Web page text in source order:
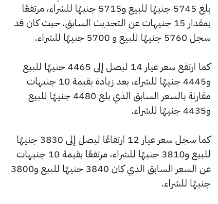
بلغ 5745 جنيهًا للبيع و5715 جنيهًا للشراء، مرتفعًا
بمقدار 15 جنيهات عن التحديث السابق، حيث كان قد
سجل 5760 جنيهًا للبيع و 5700 جنيهًا للشراء.
كما ارتفع سعر عيار 14 ليصل إلى 4465 جنيهًا للبيع
و4445 جنيهًا للشراء، بعد زيادة بقيمة 10 جنيهات
مقارنة بالسعر السابق الذي بلغ 4480 جنيهًا للبيع
و4435 جنيهًا للشراء.
كما سجل سعر عيار 12 ارتفاعًا ليصل إلى 3830 جنيهًا
للبيع و3810 جنيهًا للشراء، مرتفعًا بقيمة 10 جنيهات
عن السعر السابق الذي كان 3840 جنيهًا للبيع و3800
جنيهًا للشراء.